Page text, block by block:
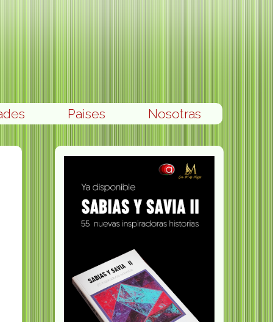
Nosotras
Paises